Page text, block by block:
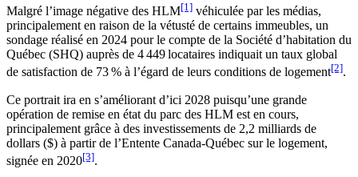
Malgré l’image négative des HLM[1] véhiculée par les médias,
principalement en raison de la vétusté de certains immeubles, un
sondage réalisé en 2024 pour le compte de la Société d’habitation du
Québec (SHQ) auprès de 4 449 locataires indiquait un taux global
de satisfaction de 73 % à l’égard de leurs conditions de logement[2].
Ce portrait ira en s’améliorant d’ici 2028 puisqu’une grande
opération de remise en état du parc des HLM est en cours,
principalement grâce à des investissements de 2,2 milliards de
dollars ($) à partir de l’Entente Canada-Québec sur le logement,
signée en 2020[3].